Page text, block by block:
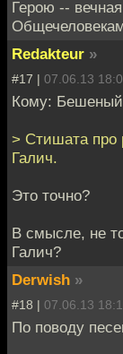
Герою --
Redakteur »
#17 | 07.06.13
Кому: Бешеный
> Стишата про
Галич.
Это точно?
В смысле, не
Галич?
Derwish »
#18 | 07.06.13
По поводу